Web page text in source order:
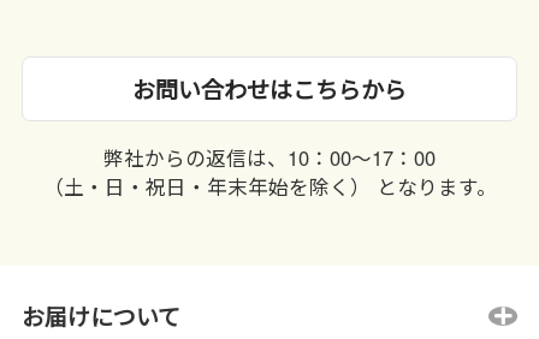
お問い合わせはこちらから
弊社からの返信は、10：00〜17：00
（土・日・祝日・年末年始を除く） となります。
お届けについて